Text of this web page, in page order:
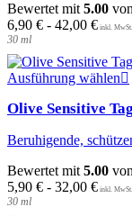
Bewertet mit5.00
6,90 € - 42,00 €
30 ml
Ausführung wählen
Olive Sensitive
Beruhigende,
Bewertet mit 5.00
5,90 € - 32,00 €
30 ml